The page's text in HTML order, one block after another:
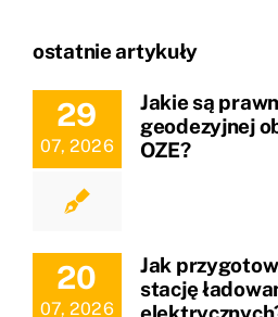
ostatnie artykuły
29
07, 2026
Jakie są
geodezyjnej
OZE?
20
07, 2026
Jak
stację